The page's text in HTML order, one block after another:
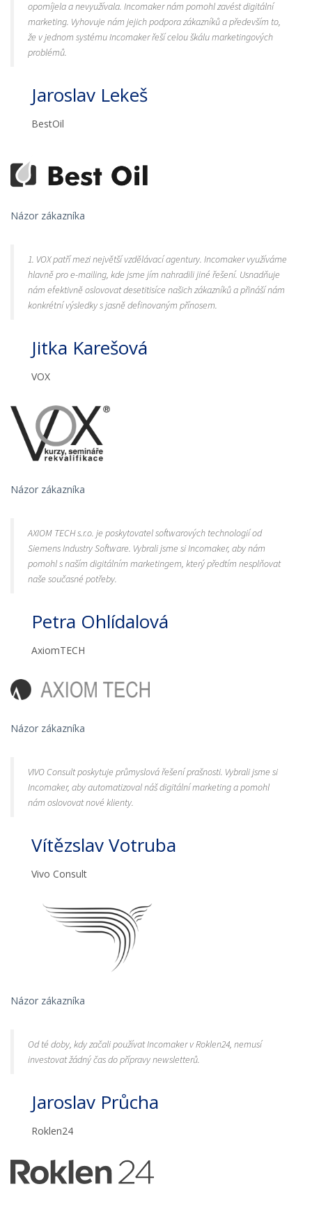
opomíjela a nevyužívala. Incomaker nám pomohl zavést digitální
marketing. Vyhovuje nám jejich podpora zákazníků a především to,
že v jednom systému Incomaker řeší celou škálu marketingových
problémů.
Jaroslav Lekeš
BestOil
Názor zákazníka
1. VOX patří mezi největší vzdělávací agentury. Incomaker využíváme
hlavně pro e-mailing, kde jsme jím nahradili jiné řešení. Usnadňuje
nám efektivně oslovovat desetitisíce našich zákazníků a přináší nám
konkrétní výsledky s jasně definovaným přínosem.
Jitka Karešová
VOX
Názor zákazníka
AXIOM TECH s.r.o. je poskytovatel softwarových technologií od
Siemens Industry Software. Vybrali jsme si Incomaker, aby nám
pomohl s naším digitálním marketingem, který předtím nesplňovat
naše současné potřeby.
Petra Ohlídalová
AxiomTECH
Názor zákazníka
VIVO Consult poskytuje průmyslová řešení prašnosti. Vybrali jsme si
Incomaker, aby automatizoval náš digitální marketing a pomohl
nám oslovovat nové klienty.
Vítězslav Votruba
Vivo Consult
Názor zákazníka
Od té doby, kdy začali používat Incomaker v Roklen24, nemusí
investovat žádný čas do přípravy newsletterů.
Jaroslav Průcha
Roklen24